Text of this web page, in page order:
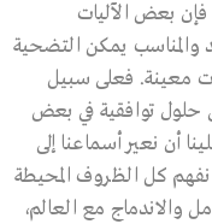
بعض الآليات
والمناسب يمكن التضحية
معينة. فعلى سبيل
حلول توافقية في بعض
أن نعير أسماعنا إلى
كل الظروف المحيطة
والاندماج مع العالم،